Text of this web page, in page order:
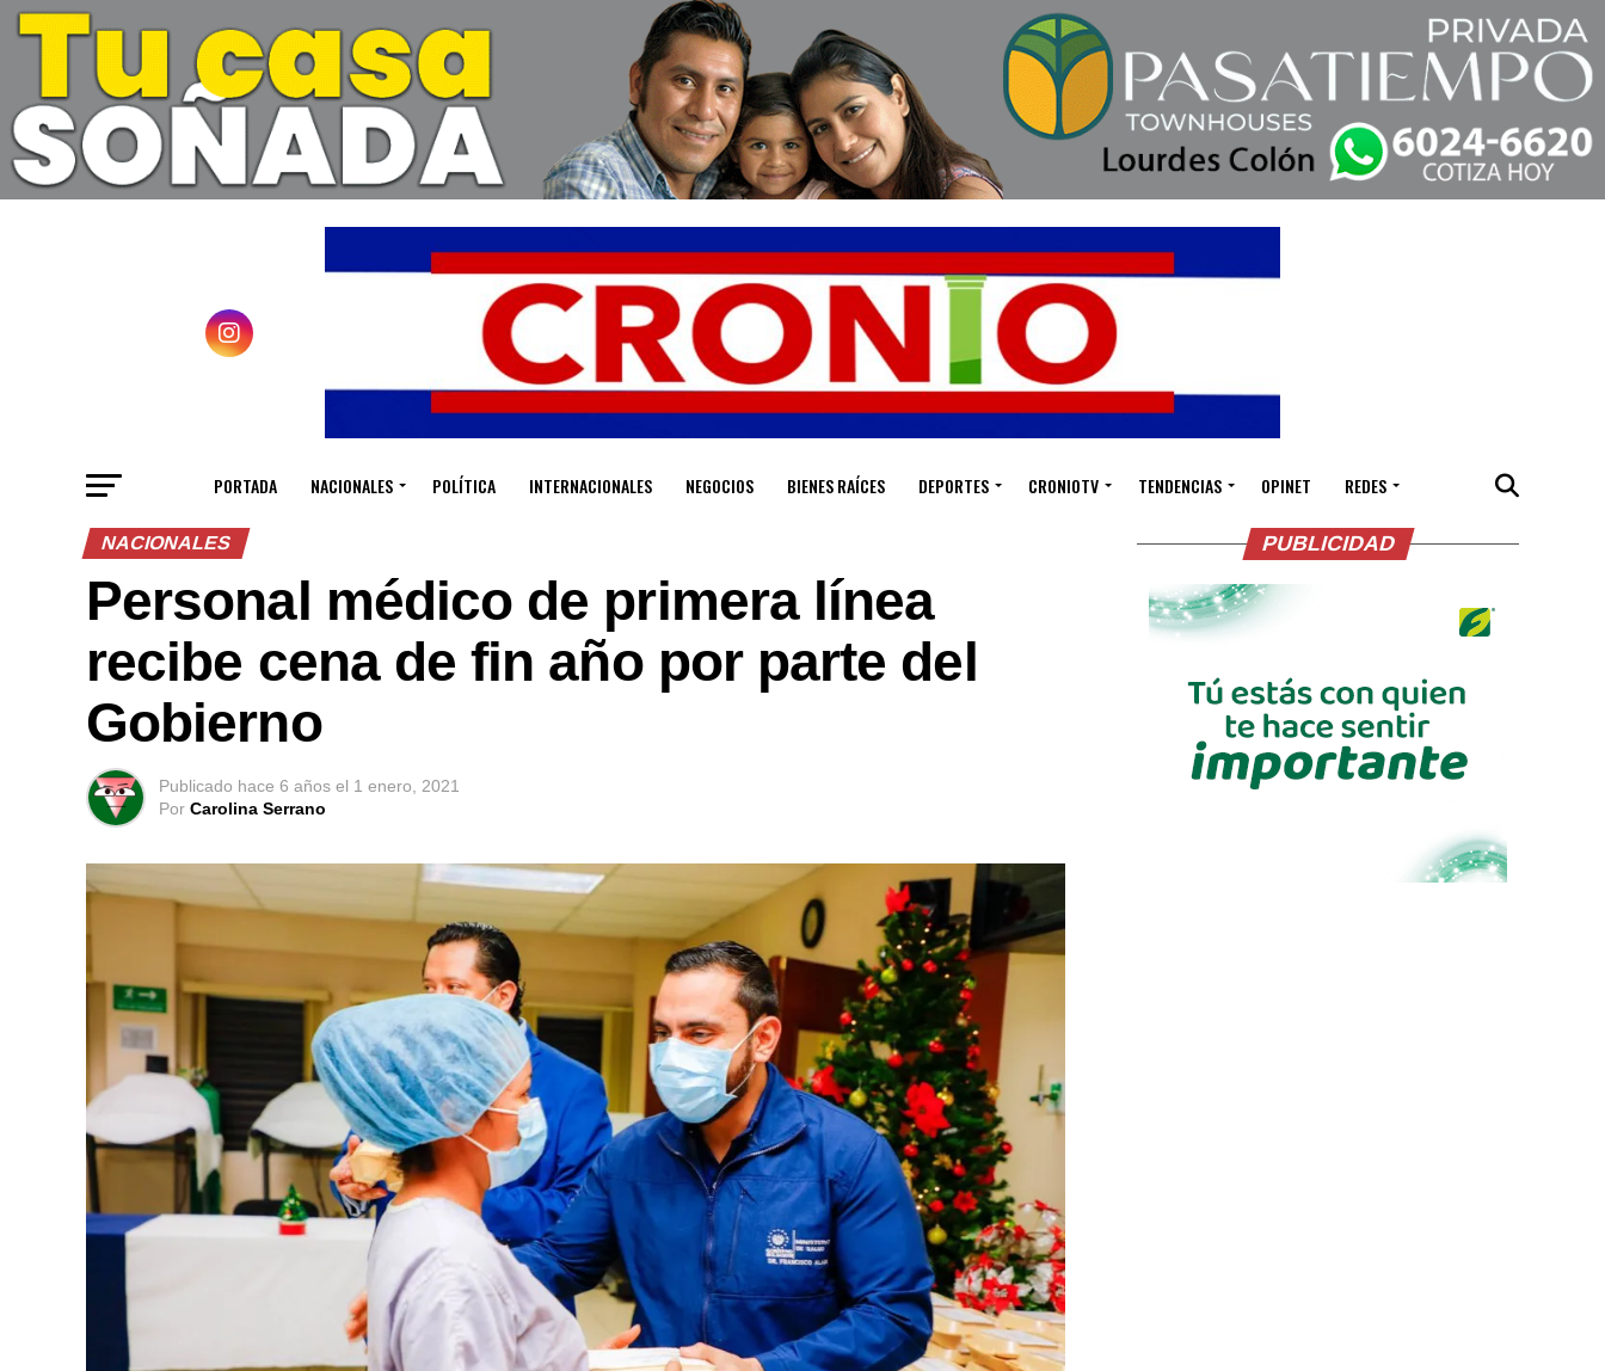
PORTADA NACIONALES POLÍTICA INTERNACIONALES NEGOCIOS BIENES RAÍCES DEPORTES CRONIOTV TENDENCIAS OPINET REDES
NACIONALES
Personal médico de primera línea
recibe cena de fin año por parte del
Gobierno
Publicado hace 6 años el 1 enero, 2021
Por Carolina Serrano
PUBLICIDAD